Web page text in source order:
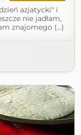
azjatycki" i
nie jadłam,
znajomego (...)